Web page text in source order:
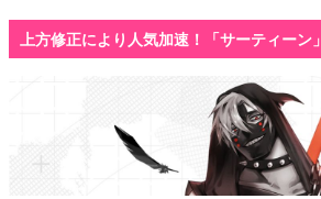
上方修正により人気加速！「サーティーン」